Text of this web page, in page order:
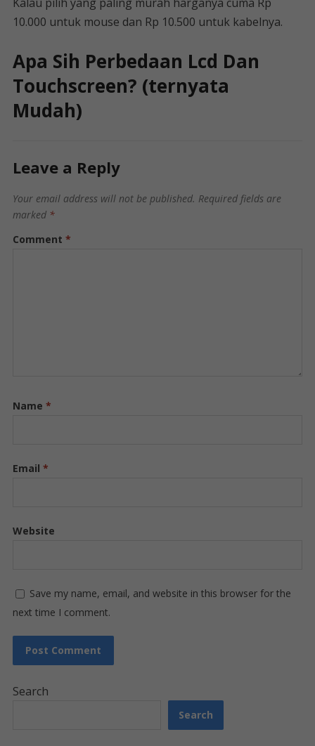
10.000 untuk mouse dan Rp 10.500 untuk kabelnya.
Apa Sih Perbedaan Lcd Dan
Touchscreen? (ternyata
Mudah)
Leave a Reply
Your email address will not be published. Required fields are
marked *
Comment *
Name *
Email *
Website
Save my name, email, and website in this browser for the
next time I comment.
Search
Search